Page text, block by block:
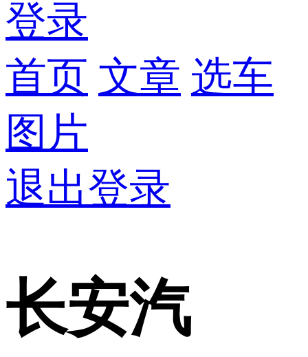
登录
首页 文章 选车
图片
退出登录
长安汽